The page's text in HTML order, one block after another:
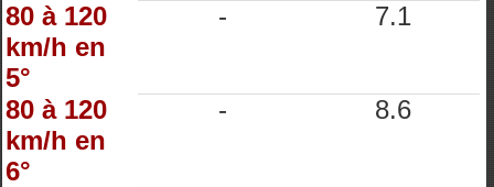
80 à 120
km/h en
5°
- 7.1
80 à 120
km/h en
6°
- 8.6